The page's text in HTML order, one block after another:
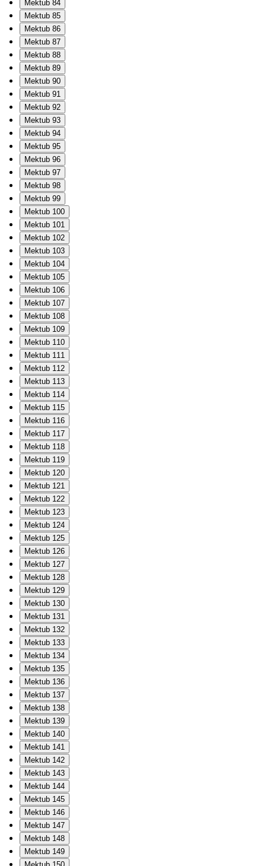
Mektub 84
Mektub 85
Mektub 86
Mektub 87
Mektub 88
Mektub 89
Mektub 90
Mektub 91
Mektub 92
Mektub 93
Mektub 94
Mektub 95
Mektub 96
Mektub 97
Mektub 98
Mektub 99
Mektub 100
Mektub 101
Mektub 102
Mektub 103
Mektub 104
Mektub 105
Mektub 106
Mektub 107
Mektub 108
Mektub 109
Mektub 110
Mektub 111
Mektub 112
Mektub 113
Mektub 114
Mektub 115
Mektub 116
Mektub 117
Mektub 118
Mektub 119
Mektub 120
Mektub 121
Mektub 122
Mektub 123
Mektub 124
Mektub 125
Mektub 126
Mektub 127
Mektub 128
Mektub 129
Mektub 130
Mektub 131
Mektub 132
Mektub 133
Mektub 134
Mektub 135
Mektub 136
Mektub 137
Mektub 138
Mektub 139
Mektub 140
Mektub 141
Mektub 142
Mektub 143
Mektub 144
Mektub 145
Mektub 146
Mektub 147
Mektub 148
Mektub 149